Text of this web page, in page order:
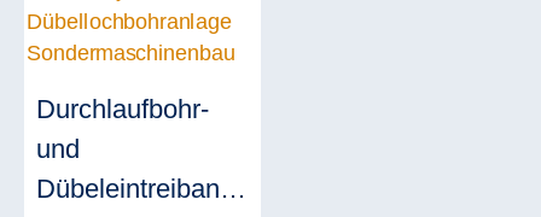
Durchlaufbohr-
und
Dübeleintreibanlage